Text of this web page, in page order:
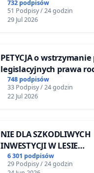
zajmowanych przez
ogrody działkowe.
732 podpisów
51 Podpisy / 24 godzin
29 Jul 2026
PETYCJA o
legislacyjnych prawa
narażających ofiary
748 podpisów
33 Podpisy / 24 godzin
22 Jul 2026
NIE DLA SZKODLIWYCH
INWESTYCJI W LESIE
ŁAGIEWNICKIM I
6 301 podpisów
29 Podpisy / 24 godzin